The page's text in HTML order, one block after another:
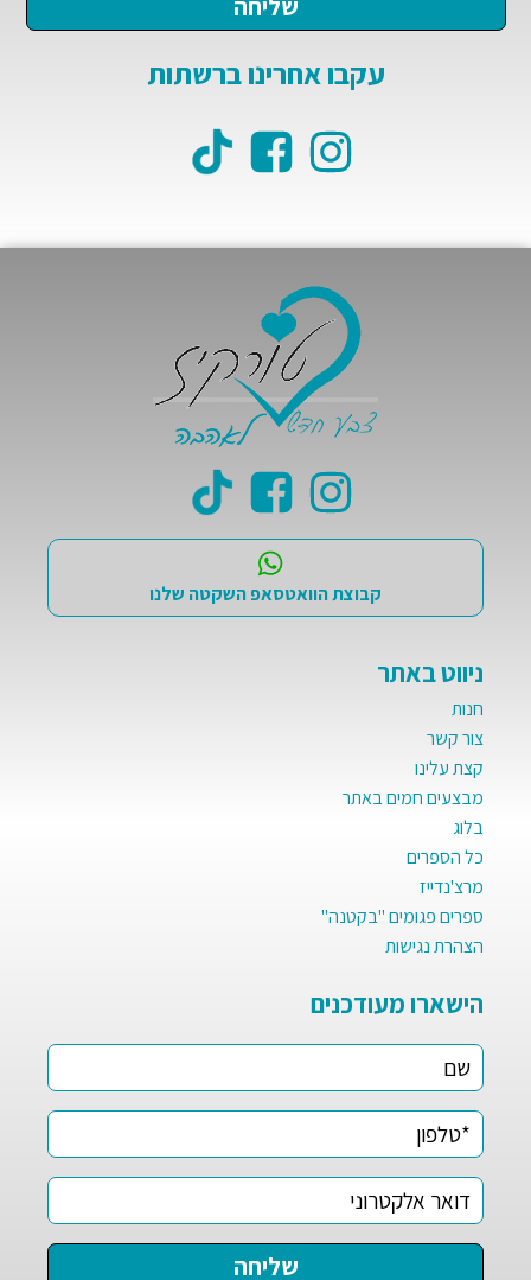
עקבו אחרינו ברשתות
קבוצת הוואטסאפ השקטה שלנו
ניווט באתר
חנות
צור קשר
קצת עלינו
מבצעים חמים באתר
בלוג
כל הספרים
מרצ'נדייז
ספרים פגומים "בקטנה"
הצהרת נגישות
הישארו מעודכנים